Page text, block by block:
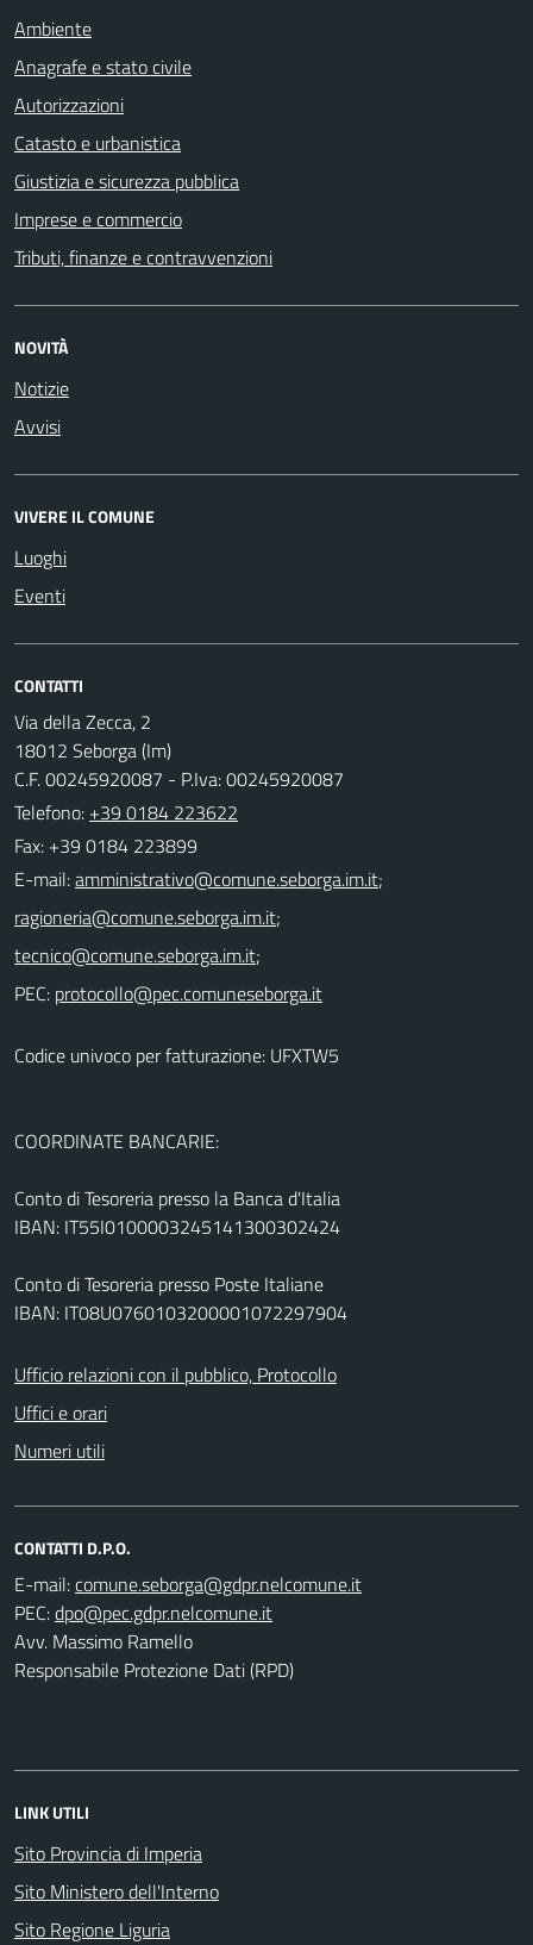
Ambiente
Anagrafe e stato civile
Autorizzazioni
Catasto e urbanistica
Giustizia e sicurezza pubblica
Imprese e commercio
Tributi, finanze e contravvenzioni
NOVITÀ
Notizie
Avvisi
VIVERE IL COMUNE
Luoghi
Eventi
CONTATTI
Via della Zecca, 2
18012 Seborga (Im)
C.F. 00245920087 - P.Iva: 00245920087
Telefono: +39 0184 223622
Fax: +39 0184 223899
E-mail:
;
;
;
PEC:
Codice univoco per fatturazione: UFXTW5
COORDINATE BANCARIE:
Conto di Tesoreria presso la Banca d'Italia
IBAN: IT55I0100003245141300302424
Conto di Tesoreria presso Poste Italiane
IBAN: IT08U0760103200001072297904
Ufficio relazioni con il pubblico, Protocollo
Uffici e orari
Numeri utili
CONTATTI D.P.O.
E-mail:
PEC:
Avv. Massimo Ramello
Responsabile Protezione Dati (RPD)
LINK UTILI
Sito Provincia di Imperia
Sito Ministero dell'Interno
Sito Regione Liguria